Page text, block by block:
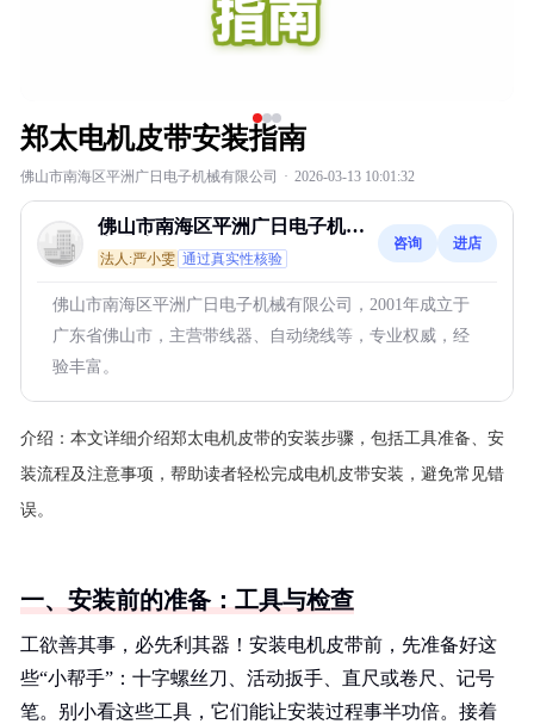
郑太电机皮带安装指南
佛山市南海区平洲广日电子机械有限公司 · 2026-03-13 10:01:32
佛山市南海区平洲广日电子机械
有限公司
法人:严小雯 通过真实性核验
咨询 进店
佛山市南海区平洲广日电子机械有限公司，2001年成立于
广东省佛山市，主营带线器、自动绕线等，专业权威，经
验丰富。
介绍： 本文详细介绍郑太电机皮带的安装步骤，包括工具准备、安
装流程及注意事项，帮助读者轻松完成电机皮带安装，避免常见错
误。
一、安装前的准备：工具与检查
工欲善其事，必先利其器！安装电机皮带前，先准备好这
些“小帮手”：十字螺丝刀、活动扳手、直尺或卷尺、记号
笔。别小看这些工具，它们能让安装过程事半功倍。接着